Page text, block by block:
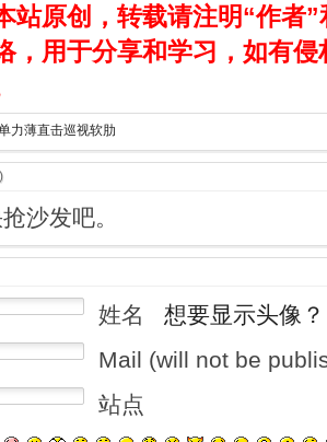
站原创，转载请注明“作者
，用于分享和学习，如有
力薄直击巡视软肋
)
沙发吧。
姓名
想要显示头像？
Mail (will not be
站点